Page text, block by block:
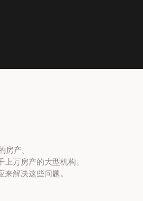
产。
万房产的大型机构。
解决这些问题。